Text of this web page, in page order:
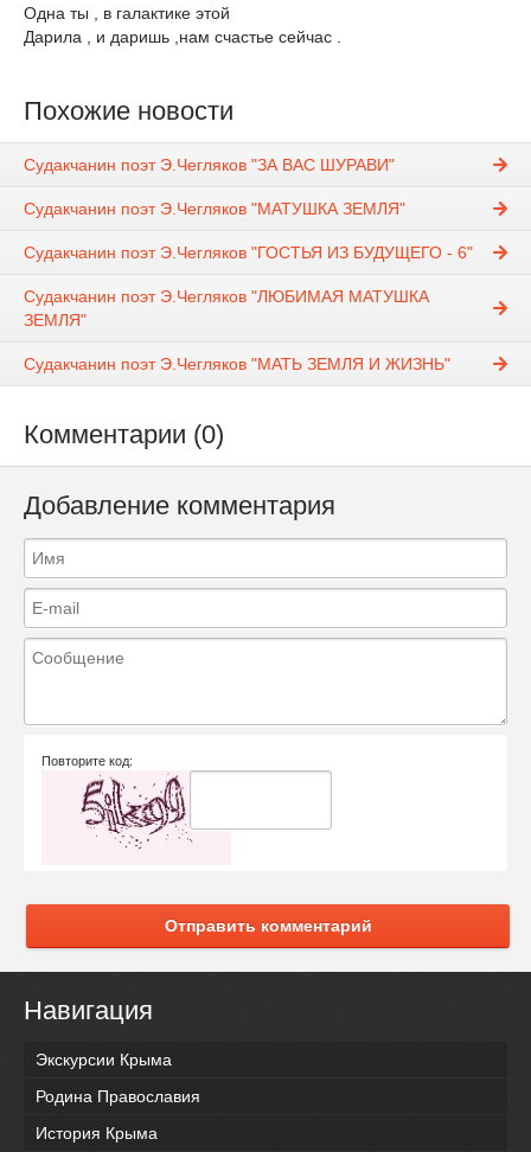
Одна ты , в галактике этой
Дарила , и даришь ,нам счастье сейчас .
Похожие новости
Судакчанин поэт Э.Чегляков "ЗА ВАС ШУРАВИ"
Судакчанин поэт Э.Чегляков "МАТУШКА ЗЕМЛЯ"
Судакчанин поэт Э.Чегляков "ГОСТЬЯ ИЗ БУДУЩЕГО - 6"
Судакчанин поэт Э.Чегляков "ЛЮБИМАЯ МАТУШКА
ЗЕМЛЯ"
Судакчанин поэт Э.Чегляков "МАТЬ ЗЕМЛЯ И ЖИЗНЬ"
Комментарии (0)
Добавление комментария
Повторите код:
Отправить комментарий
Навигация
Экскурсии Крыма
Родина Православия
История Крыма